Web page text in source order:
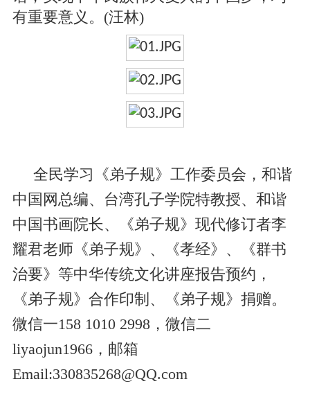
有重要意义。(汪林)
全民学习《弟子规》工作委员会，和谐
中国网总编、台湾孔子学院特教授、和谐
中国书画院长、《弟子规》现代修订者李
耀君老师《弟子规》、《孝经》、《群书
治要》等中华传统文化讲座报告预约，
《弟子规》合作印制、《弟子规》捐赠。
微信一158 1010 2998，微信二
liyaojun1966，邮箱
Email:330835268@QQ.com